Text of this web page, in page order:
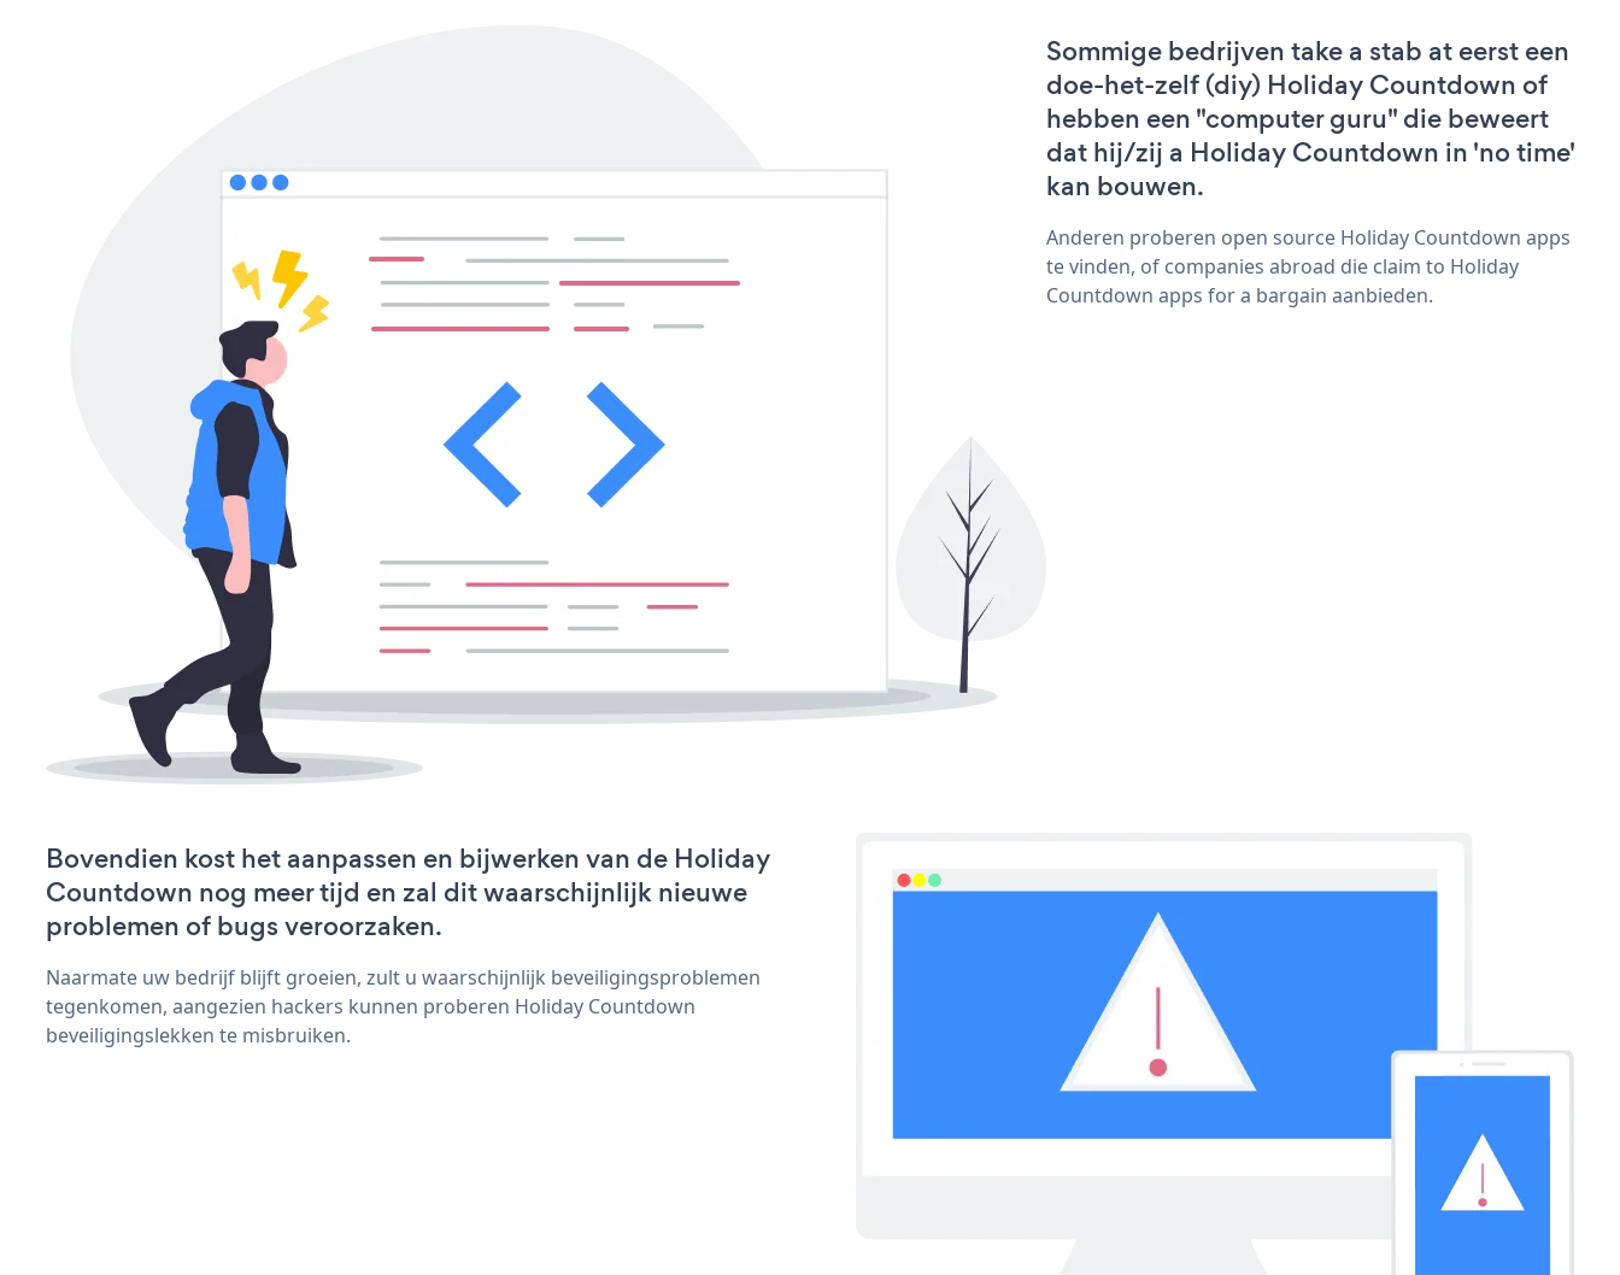
Sommige bedrijven take a stab at eerst een
doe-het-zelf (diy) Holiday Countdown of
hebben een "computer guru" die beweert
dat hij/zij a Holiday Countdown in 'no time'
kan bouwen.
Anderen proberen open source Holiday Countdown apps
te vinden, of companies abroad die claim to Holiday
Countdown apps for a bargain aanbieden.
Bovendien kost het aanpassen en bijwerken van de Holiday
Countdown nog meer tijd en zal dit waarschijnlijk nieuwe
problemen of bugs veroorzaken.
Naarmate uw bedrijf blijft groeien, zult u waarschijnlijk beveiligingsproblemen
tegenkomen, aangezien hackers kunnen proberen Holiday Countdown
beveiligingslekken te misbruiken.